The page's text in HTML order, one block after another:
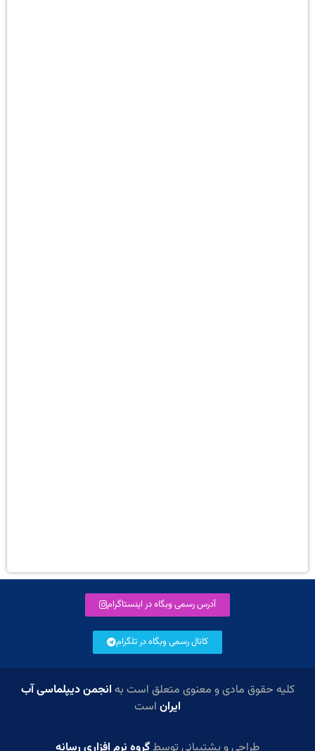
آدرس رسمی وبگاه در اینستاگرام
کانال رسمی وبگاه در تلگرام
کلیه حقوق مادی و معنوی متعلق است به انجمن دیپلماسی آب
ایران است